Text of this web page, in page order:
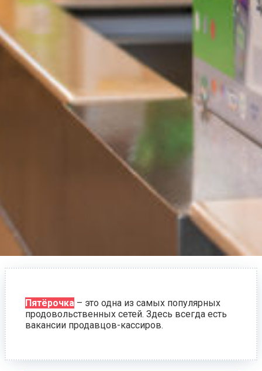
Пятёрочка – это одна из самых популярных
продовольственных сетей. Здесь всегда есть
вакансии продавцов-кассиров.